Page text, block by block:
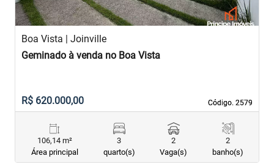
Boa Vista | Joinville
Código. 2579
Código. 2579
Geminado à venda no Boa Vista
R$ 620.000,00
106,14 m²
Área principal
3
quarto(s)
2
Vaga(s)
2
banho(s)